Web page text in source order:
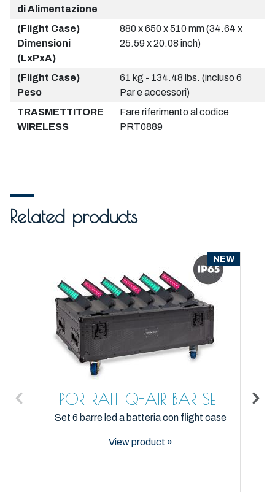
di Alimentazione
(Flight Case)
Dimensioni
(LxPxA)
880 x 650 x 510 mm (34.64 x
25.59 x 20.08 inch)
(Flight Case)
Peso
61 kg - 134.48 lbs. (incluso 6
Par e accessori)
TRASMETTITORE
WIRELESS
Fare riferimento al codice
PRT0889
Related products
NEW
PORTRAIT Q-AIR BAR SET
Set 6 barre led a batteria con flight case
View product »